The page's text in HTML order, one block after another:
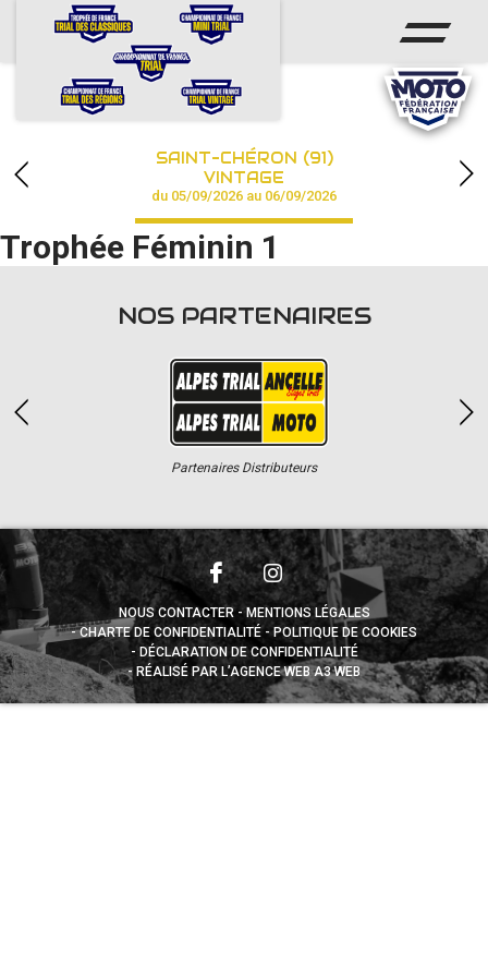
ACCUEIL
CALENDRIER
CHAMPIONNAT
RÉSULTATS
PHOTOS / VIDÉOS
PARTENAIRES
SAINT-CHÉRON (91)
VINTAGE
du 05/09/2026 au 06/09/2026
Trophée Féminin 1
NOS PARTENAIRES
Partenaires Distributeurs
NOUS CONTACTER
MENTIONS LÉGALES
CHARTE DE CONFIDENTIALITÉ
POLITIQUE DE COOKIES
DÉCLARATION DE CONFIDENTIALITÉ
RÉALISÉ PAR L’AGENCE WEB A3 WEB